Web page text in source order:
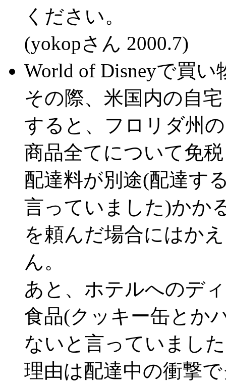
ください。
(yokopさん 2000.7)
World of Disneyで買
その際、米国内の自
すると、フロリダ州
商品全てについて免
配達料が別途(配達す
言っていました)かか
を頼んだ場合にはか
ん。
あと、ホテルへのデ
食品(クッキー缶とか
ないと言っていまし
理由は配達中の衝撃